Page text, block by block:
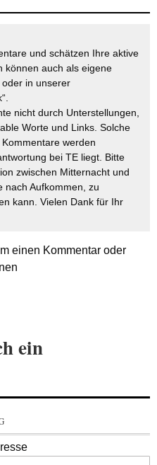
und schätzen Ihre aktive
können auch als eigene
in unserer
nicht durch Unterstellungen,
Worte und Links. Solche
werden
bei TE liegt. Bitte
zwischen Mitternacht und
nach Aufkommen, zu
kann. Vielen Dank für Ihr
einen Kommentar oder
ein